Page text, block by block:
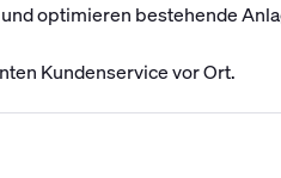
optimieren bestehende
Kundenservice vor Ort.